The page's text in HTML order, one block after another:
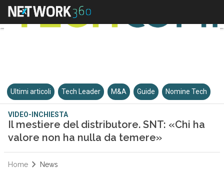
Ultimi articoli Tech Leader M&A Guide Nomine Tech
VIDEO-INCHIESTA
Il mestiere del distributore. SNT: «Chi ha
valore non ha nulla da temere»
Home News